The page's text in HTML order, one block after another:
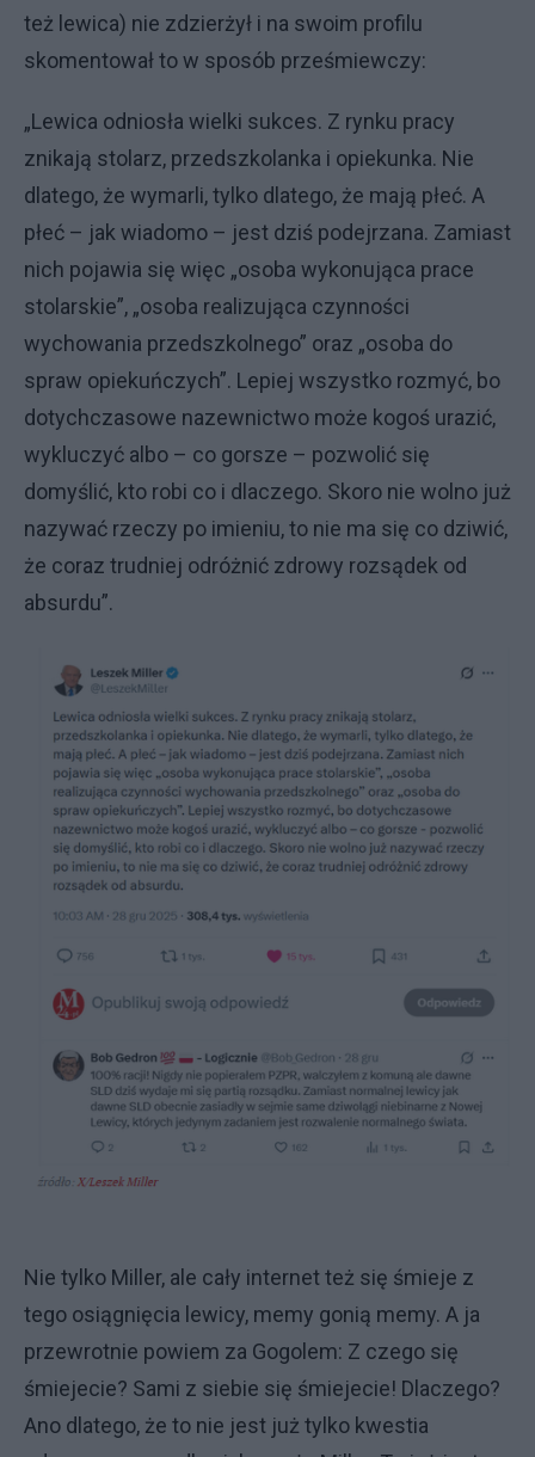
też lewica) nie zdzierżył i na swoim profilu
skomentował to w sposób prześmiewczy:
„Lewica odniosła wielki sukces. Z rynku pracy
znikają stolarz, przedszkolanka i opiekunka. Nie
dlatego, że wymarli, tylko dlatego, że mają płeć. A
płeć – jak wiadomo – jest dziś podejrzana. Zamiast
nich pojawia się więc „osoba wykonująca prace
stolarskie”, „osoba realizująca czynności
wychowania przedszkolnego” oraz „osoba do
spraw opiekuńczych”. Lepiej wszystko rozmyć, bo
dotychczasowe nazewnictwo może kogoś urazić,
wykluczyć albo – co gorsze – pozwolić się
domyślić, kto robi co i dlaczego. Skoro nie wolno już
nazywać rzeczy po imieniu, to nie ma się co dziwić,
że coraz trudniej odróżnić zdrowy rozsądek od
absurdu”.
Nie tylko Miller, ale cały internet też się śmieje z
tego osiągnięcia lewicy, memy gonią memy. A ja
przewrotnie powiem za Gogolem: Z czego się
śmiejecie? Sami z siebie się śmiejecie! Dlaczego?
Ano dlatego, że to nie jest już tylko kwestia